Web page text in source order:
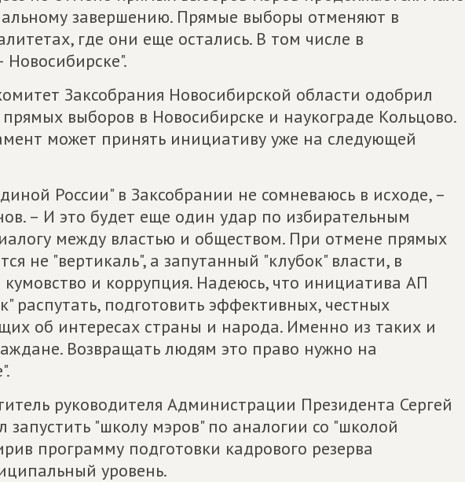
завершению. Прямые выборы отменяют в
где они еще остались. В том числе в
Заксобрания Новосибирской области одобрил
выборов в Новосибирске и наукограде Кольцово.
может принять инициативу уже на следующей
России" в Заксобрании не сомневаюсь в исходе, –
– И это будет еще один удар по избирательным
между властью и обществом. При отмене прямых
не "вертикаль", а запутанный "клубок" власти, в
и коррупция. Надеюсь, что инициатива АП
распутать, подготовить эффективных, честных
об интересах страны и народа. Именно из таких и
Возвращать людям это право нужно на
руководителя Администрации Президента Сергей
"школу мэров" по аналогии со "школой
программу подготовки кадрового резерва
уровень.